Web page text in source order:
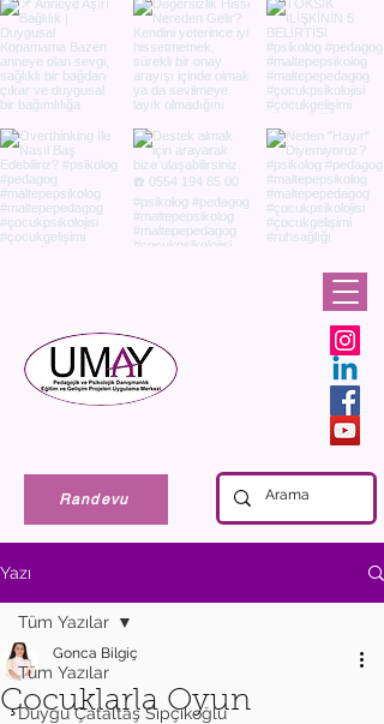
Randevu
Yazı
Tüm Yazılar
Duygu Çataltaş Sıpçıkoğlu
Tüm Yazılar
Çocuklarla Oyun
Gonca Bilgiç